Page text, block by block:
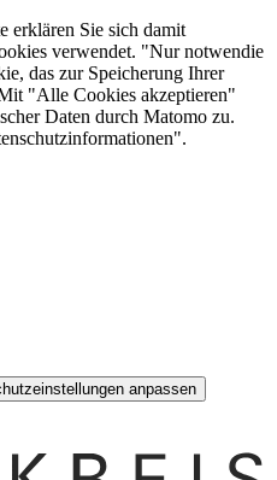
erklären Sie sich damit
verwendet. "Nur notwendie
das zur Speicherung Ihrer
"Alle Cookies akzeptieren"
Daten durch Matomo zu.
anpassen